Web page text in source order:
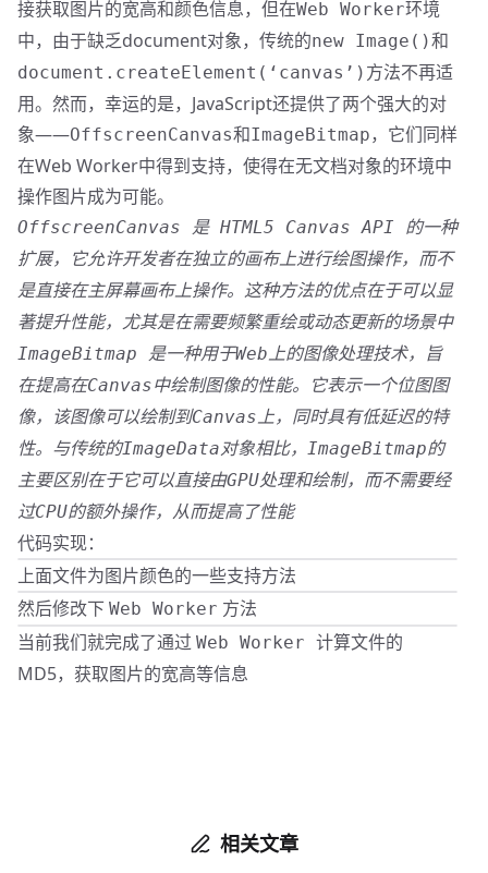
接获取图片的宽高和颜色信息，但在Web Worker环境
中，由于缺乏document对象，传统的new Image()和
document.createElement(‘canvas’) 方法不再适
用。然而，幸运的是，JavaScript还提供了两个强大的对
象——OffscreenCanvas和ImageBitmap，它们同样
在Web Worker中得到支持，使得在无文档对象的环境中
操作图片成为可能。
OffscreenCanvas 是 HTML5 Canvas API 的一种
扩展，它允许开发者在独立的画布上进行绘图操作，而不
是直接在主屏幕画布上操作。这种方法的优点在于可以显
著提升性能，尤其是在需要频繁重绘或动态更新的场景中
ImageBitmap 是一种用于Web上的图像处理技术，旨
在提高在Canvas中绘制图像的性能。它表示一个位图图
像，该图像可以绘制到Canvas上，同时具有低延迟的特
性。与传统的ImageData对象相比，ImageBitmap的
主要区别在于它可以直接由GPU处理和绘制，而不需要经
过CPU的额外操作，从而提高了性能
代码实现：
上面文件为图片颜色的一些支持方法
然后修改下 Web Worker 方法
当前我们就完成了通过 Web Worker 计算文件的
MD5，获取图片的宽高等信息
相关文章